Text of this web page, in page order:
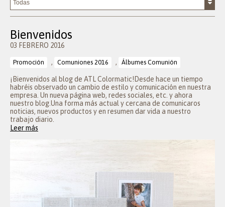
Bienvenidos
03 FEBRERO 2016
Promoción , Comuniones 2016 , Álbumes Comunión
¡Bienvenidos al blog de ATL Colormatic!Desde hace un tiempo
habréis observado un cambio de estilo y comunicación en nuestra
empresa. Un nueva página web, redes sociales, etc. y ahora
nuestro blog.Una forma más actual y cercana de comunicaros
noticias, nuevos productos y en resumen dar vida a nuestro
trabajo diario.
Leer más